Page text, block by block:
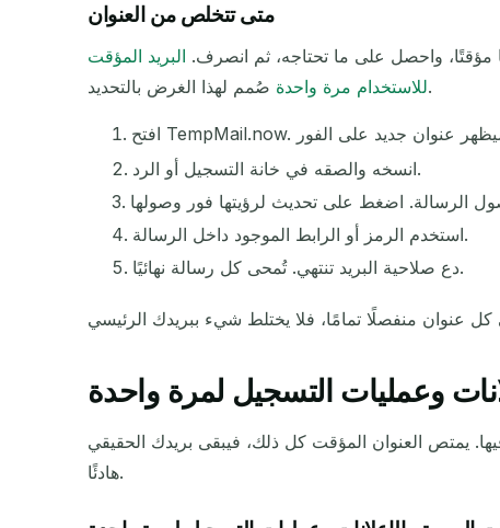
متى تتخلص من العنوان
مؤقتًا، واحصل على ما تحتاجه، ثم انصرف. البريد المؤقت
للاستخدام مرة واحدةصُمم لهذا الغرض بالتحديد.
انسخه والصقه في خانة التسجيل أو الرد.
استخدم الرمز أو الرابط الموجود داخل الرسالة.
دع صلاحية البريد تنتهي. تُمحى كل رسالة نهائيًا.
وعمليات التسجيل لمرة واحدة
يمتص العنوان المؤقت كل ذلك، فيبقى بريدك الحقيقي
هادئًا.